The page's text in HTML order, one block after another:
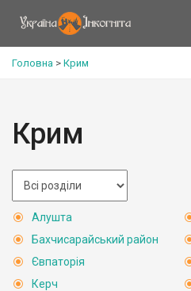
Головна > Крим
Крим
Алушта
Бахчисарайський район
Євпаторія
Керч